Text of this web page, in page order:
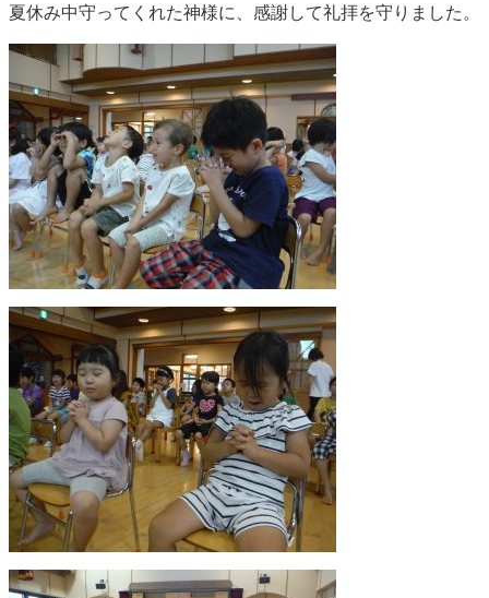
夏休み中守ってくれた神様に、感謝して礼拝を守りました。